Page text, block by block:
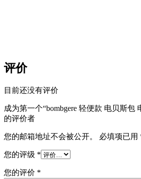
评价
目前还没有评价
成为第一个“bombgere 轻便款 电贝斯包
的评价者
您的邮箱地址不会被公开。 必填项已用
您的评级 *
您的评价 *